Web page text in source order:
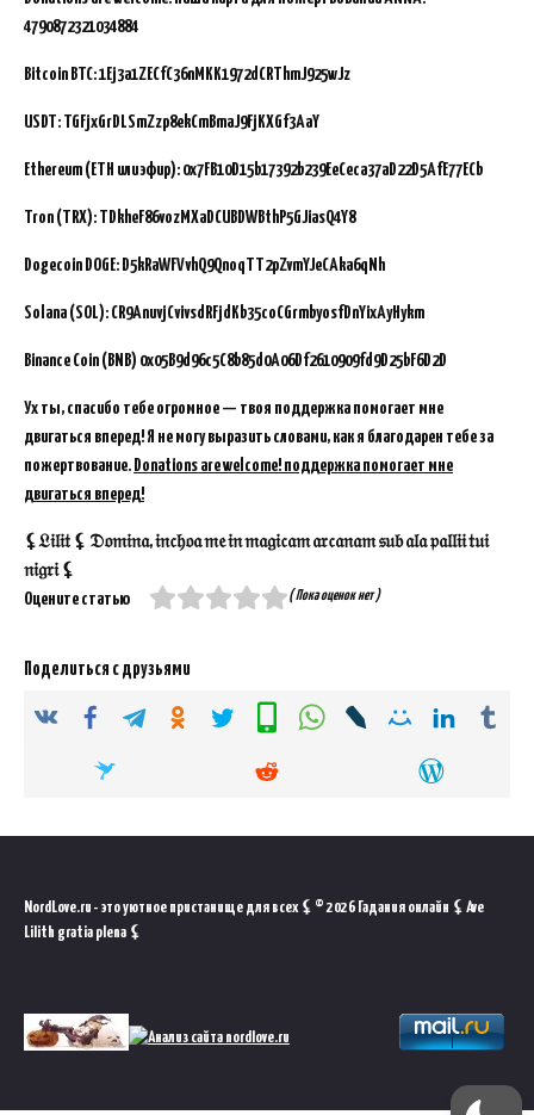
4790872321034884
Bitcoin BTC:1Ej3a1ZECfC36nMKK1972dCRThmJ925wJz
USDT: TGFjxGrDLSmZzp8ekCmBmaJ9FjKXGf3AaY
Ethereum (ETH или эфир): 0x7FB10D15b17392b239EeCeca37aD22D5AfE77ECb
Tron (TRX): TDkheF86vozMXaDCUBDWBthP5GJiasQ4Y8
Dogecoin DOGE: D5kRaWFVvhQ9QnoqTT2pZvmYJeCAka6qNh
Solana (SOL): CR9AnuvjCvivsdRFjdKb35coCGrmbyosfDnYixAyHykm
Binance Coin (BNB) 0x05B9d96c5C8b85d0A06Df2610909fd9D25bF6D2D
Ух ты, спасибо тебе огромное — твоя поддержка помогает мне
двигаться вперед! Я не могу выразить словами, как я благодарен тебе за
пожертвование. Donations are welcome! поддержка помогает мне
двигаться вперед!
⚸𝔏𝔦𝔩𝔦𝔱 ⚸ 𝔇𝔬𝔪𝔦𝔫𝔞, 𝔦𝔫𝔠𝔥𝔬𝔞 𝔪𝔢 𝔦𝔫 𝔪𝔞𝔤𝔦𝔠𝔞𝔪 𝔞𝔯𝔠𝔞𝔫𝔞𝔪 𝔰𝔲𝔟 𝔞𝔩𝔞 𝔭𝔞𝔩𝔩𝔦𝔦 𝔱𝔲𝔦
𝔫𝔦𝔤𝔯𝔦 ⚸
Оцените статью
( Пока оценок нет )
Поделиться с друзьями
NordLove.ru - это уютное пристанище для всех ⚸ © 2026 Гадания онлайн ⚸ Ave
Lilith gratia plena ⚸